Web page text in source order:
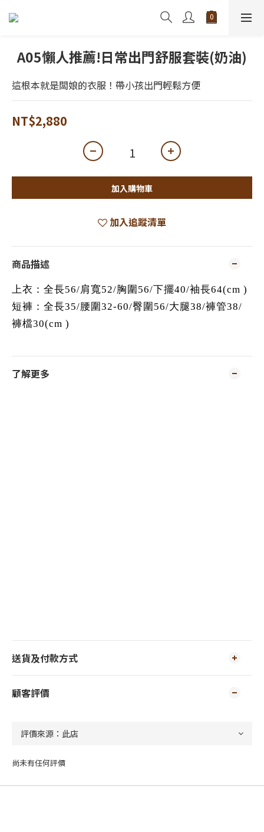
A05懶人推薦!日常出門舒服套裝(奶油)
這根本就是闆娘的衣服！帶小孩出門輕鬆方便
NT$2,880
加入購物車
加入追蹤清單
商品描述
上衣：全長56/肩寬52/胸圍56/下擺40/袖長64(cm )
短褲：全長35/腰圍32-60/臀圍56/大腿38/褲管38/
褲檔30(cm )
了解更多
送貨及付款方式
顧客評價
尚未有任何評價